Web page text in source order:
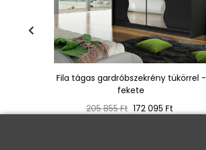
Fila tágas gardróbszekrény tükörrel -
fekete
Normál
205 855 Ft Ár
172 095 Ft